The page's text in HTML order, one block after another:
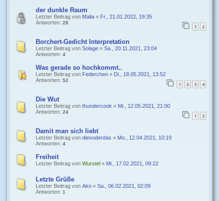
der dunkle Raum
Letzter Beitrag von Malia « Fr., 21.01.2022, 19:35
Antworten: 28
1 2
Borchert-Gedicht Interpretation
Letzter Beitrag von Solage « Sa., 20.11.2021, 23:04
Antworten: 4
Was gerade so hochkommt..
Letzter Beitrag von Federchen « Di., 18.05.2021, 13:52
Antworten: 52
1 2 3 4
Die Wut
Letzter Beitrag von thundercook « Mi., 12.05.2021, 21:00
Antworten: 24
1 2
Damit man sich liebt
Letzter Beitrag von diesoderdas « Mo., 12.04.2021, 10:19
Antworten: 4
Freiheit
Letzter Beitrag von Wurstel « Mi., 17.02.2021, 09:22
Letzte Grüße
Letzter Beitrag von Airo « Sa., 06.02.2021, 02:09
Antworten: 1